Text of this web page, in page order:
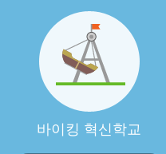
바이킹 혁신학교